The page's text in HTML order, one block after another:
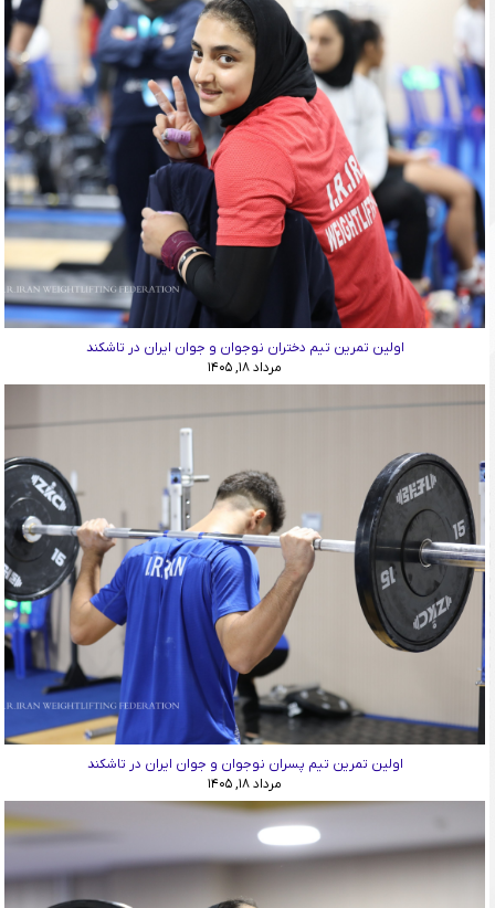
اولین تمرین تیم دختران نوجوان و جوان ایران در تاشکند
مرداد ۱۸, ۱۴۰۵
اولین تمرین تیم پسران نوجوان و جوان ایران در تاشکند
مرداد ۱۸, ۱۴۰۵